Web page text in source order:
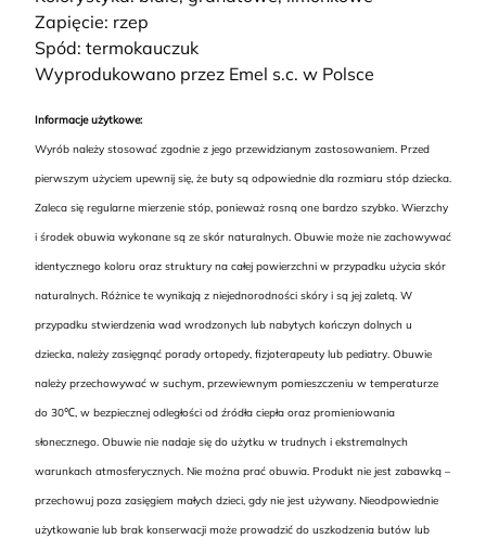
Zapięcie: rzep
Spód: termokauczuk
Wyprodukowano przez Emel s.c. w Polsce
Informacje użytkowe:
Wyrób należy stosować zgodnie z jego przewidzianym zastosowaniem. Przed
pierwszym użyciem upewnij się, że buty są odpowiednie dla rozmiaru stóp dziecka.
Zaleca się regularne mierzenie stóp, ponieważ rosną one bardzo szybko. Wierzchy
i środek obuwia wykonane są ze skór naturalnych. Obuwie może nie zachowywać
identycznego koloru oraz struktury na całej powierzchni w przypadku użycia skór
naturalnych. Różnice te wynikają z niejednorodności skóry i są jej zaletą. W
przypadku stwierdzenia wad wrodzonych lub nabytych kończyn dolnych u
dziecka, należy zasięgnąć porady ortopedy, fizjoterapeuty lub pediatry. Obuwie
należy przechowywać w suchym, przewiewnym pomieszczeniu w temperaturze
do 30℃, w bezpiecznej odległości od źródła ciepła oraz promieniowania
słonecznego. Obuwie nie nadaje się do użytku w trudnych i ekstremalnych
warunkach atmosferycznych. Nie można prać obuwia. Produkt nie jest zabawką –
przechowuj poza zasięgiem małych dzieci, gdy nie jest używany. Nieodpowiednie
użytkowanie lub brak konserwacji może prowadzić do uszkodzenia butów lub